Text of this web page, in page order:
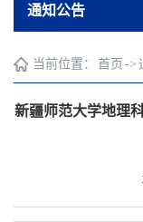
通知公告
当前位置： 首页 ->
新疆师范大学地理